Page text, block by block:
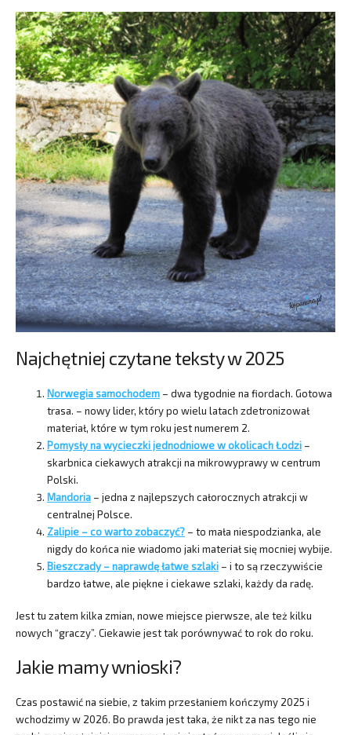
Najchętniej czytane teksty w 2025
Norwegia samochodem – dwa tygodnie na fiordach. Gotowa
trasa. – nowy lider, który po wielu latach zdetronizował
materiał, które w tym roku jest numerem 2.
Pomysły na wycieczki jednodniowe w okolicach Łodzi –
skarbnica ciekawych atrakcji na mikrowyprawy w centrum
Polski.
Mandoria – jedna z najlepszych całorocznych atrakcji w
centralnej Polsce.
Zalipie – co warto zobaczyć? – to mała niespodzianka, ale
nigdy do końca nie wiadomo jaki materiał się mocniej wybije.
Bieszczady – naprawdę łatwe szlaki – i to są rzeczywiście
bardzo łatwe, ale piękne i ciekawe szlaki, każdy da radę.
Jest tu zatem kilka zmian, nowe miejsce pierwsze, ale też kilku
nowych “graczy”. Ciekawie jest tak porównywać to rok do roku.
Jakie mamy wnioski?
Czas postawić na siebie, z takim przesłaniem kończymy 2025 i
wchodzimy w 2026. Bo prawda jest taka, że nikt za nas tego nie